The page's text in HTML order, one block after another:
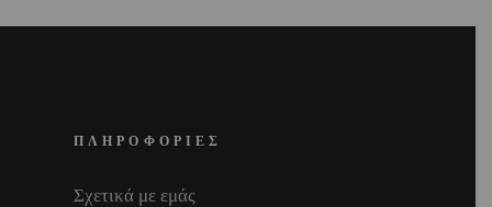
ΠΛΗΡΟΦΟΡΙΕΣ
Σχετικά με εμάς